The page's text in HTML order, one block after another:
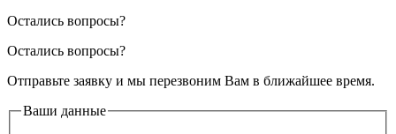
Остались вопросы?
Остались вопросы?
Отправьте заявку и мы перезвоним Вам в ближайшее время.
Ваши данные